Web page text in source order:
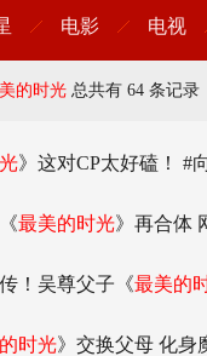
电影 电视
的时光 总共有 64 条记录
》这对CP太好磕！ #
最美的时光》再合体
！吴尊父子《最美的
时光》交换父母 化身